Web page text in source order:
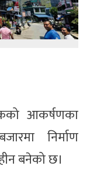
आकर्षणका
निर्माण
बनेको छ।